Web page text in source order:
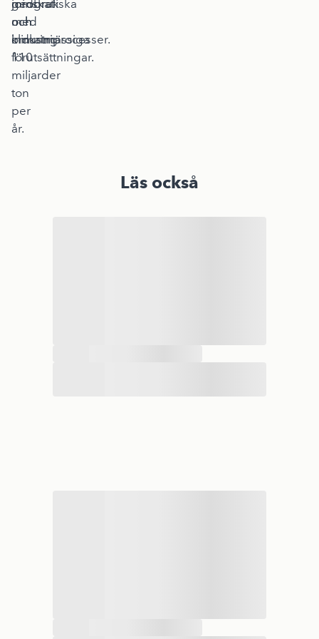
minskat
med
omkring
110
miljarder
ton
per
år.
jordbruk
och
industriprocesser.
geografiska
och
klimatmässiga
förutsättningar.
Läs också